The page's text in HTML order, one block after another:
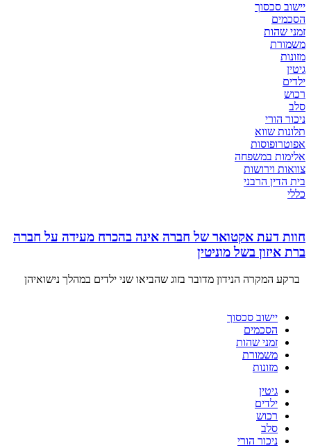
יישוב סכסוך
הסכמים
זמני שהות
משמורת
מזונות
גיטין
ילדים
רכוש
סלב
ניכור הורי
תלונות שווא
אפוטרופוסות
אלימות במשפחה
צוואות וירושות
בית הדין הרבני
כללי
חוות דעת אקטואר של חברה אינה בהכרח מעידה על חברה
ברת איזון בשל מוניטין
ברקע המקרה הנידון מדובר בזוג שהביאו שני ילדים במהלך נישואיהן
יישוב סכסוך
הסכמים
זמני שהות
משמורת
מזונות
גיטין
ילדים
רכוש
סלב
ניכור הורי